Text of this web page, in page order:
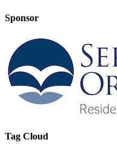
Sponsor
Tag Cloud